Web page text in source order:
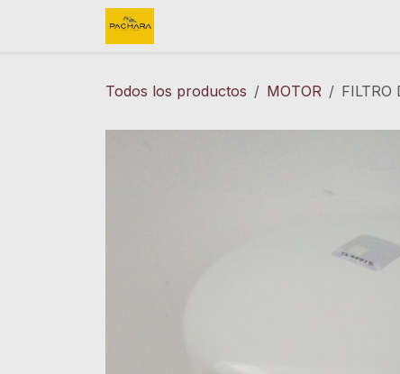
Todos los productos MOTOR FILTRO